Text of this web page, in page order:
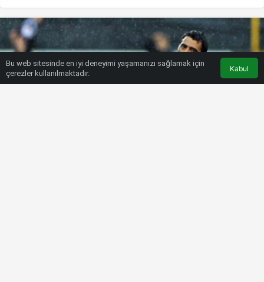
Bu web sitesinde en iyi deneyimi yaşamanızı sağlamak için
çerezler kullanılmaktadır.
Kabul